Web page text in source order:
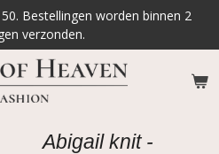
Bestellingen worden binnen 2
verzonden.
Abigail knit -